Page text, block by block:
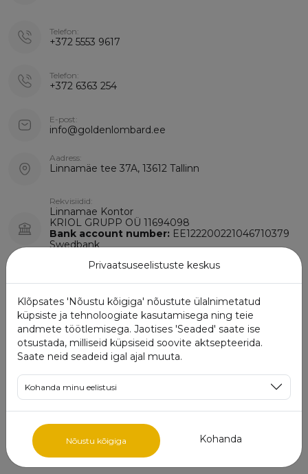
Telefon:
+372 5553 9617
Telefon:
+372 6363 254
E-post:
info@goldenlombard.ee
Aadress:
Linnamäe tee 37A, 13612 Tallinn
Rekvisiidid:
Linnamae Kontor
KRIOL GRUPP OÜ 11694098
Bank account number: EE122200221046710379
Swedbank
Privaatsuseelistuste keskus
Klõpsates 'Nõustu kõigiga' nõustute ülalnimetatud
küpsiste ja tehnoloogiate kasutamisega ning teie
andmete töötlemisega. Jaotises 'Seaded' saate ise
otsustada, milliseid küpsiseid soovite aktsepteerida.
Saate neid seadeid igal ajal muuta.
Kohanda minu eelistusi
Nõustu kõigiga Kohanda